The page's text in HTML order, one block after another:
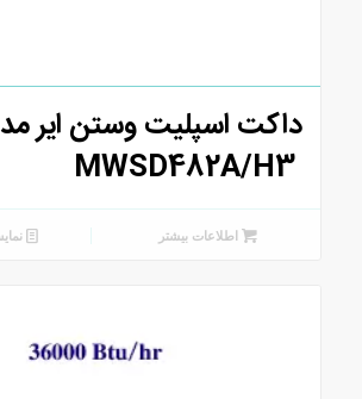
داکت اسپلیت وستن ایر
اطلاعات بیشتر